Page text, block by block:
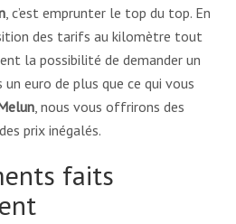
, c’est emprunter le top du top. En
des tarifs au kilomètre tout
la possibilité de demander un
un euro de plus que ce qui vous
, nous vous offrirons des
prix inégalés.
faits